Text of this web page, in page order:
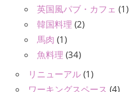
英国風パブ・カフェ (1)
韓国料理 (2)
馬肉 (1)
魚料理 (34)
リニューアル (1)
ワーキングスペース (4)